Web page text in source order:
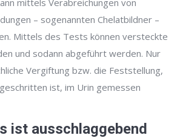
mittels Verabreichungen von
– sogenannten Chelatbildner –
Mittels des Tests können versteckte
und sodann abgeführt werden. Nur
Vergiftung bzw. die Feststellung,
ist, im Urin gemessen
ist ausschlaggebend